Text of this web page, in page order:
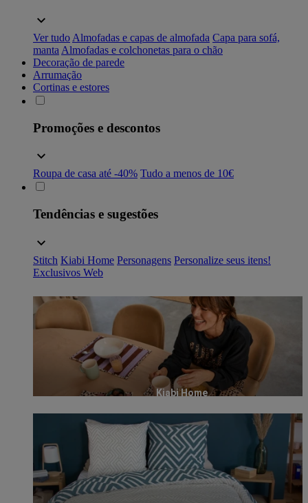
Ver tudo Almofadas e capas de almofada Capa para sofá,
manta Almofadas e colchonetas para o chão
Decoração de parede
Arrumação
Cortinas e estores
Promoções e descontos
Roupa de casa até -40% Tudo a menos de 10€
Tendências e sugestões
Stitch Kiabi Home Personagens Personalize seus itens!
Exclusivos Web
Kiabi Home